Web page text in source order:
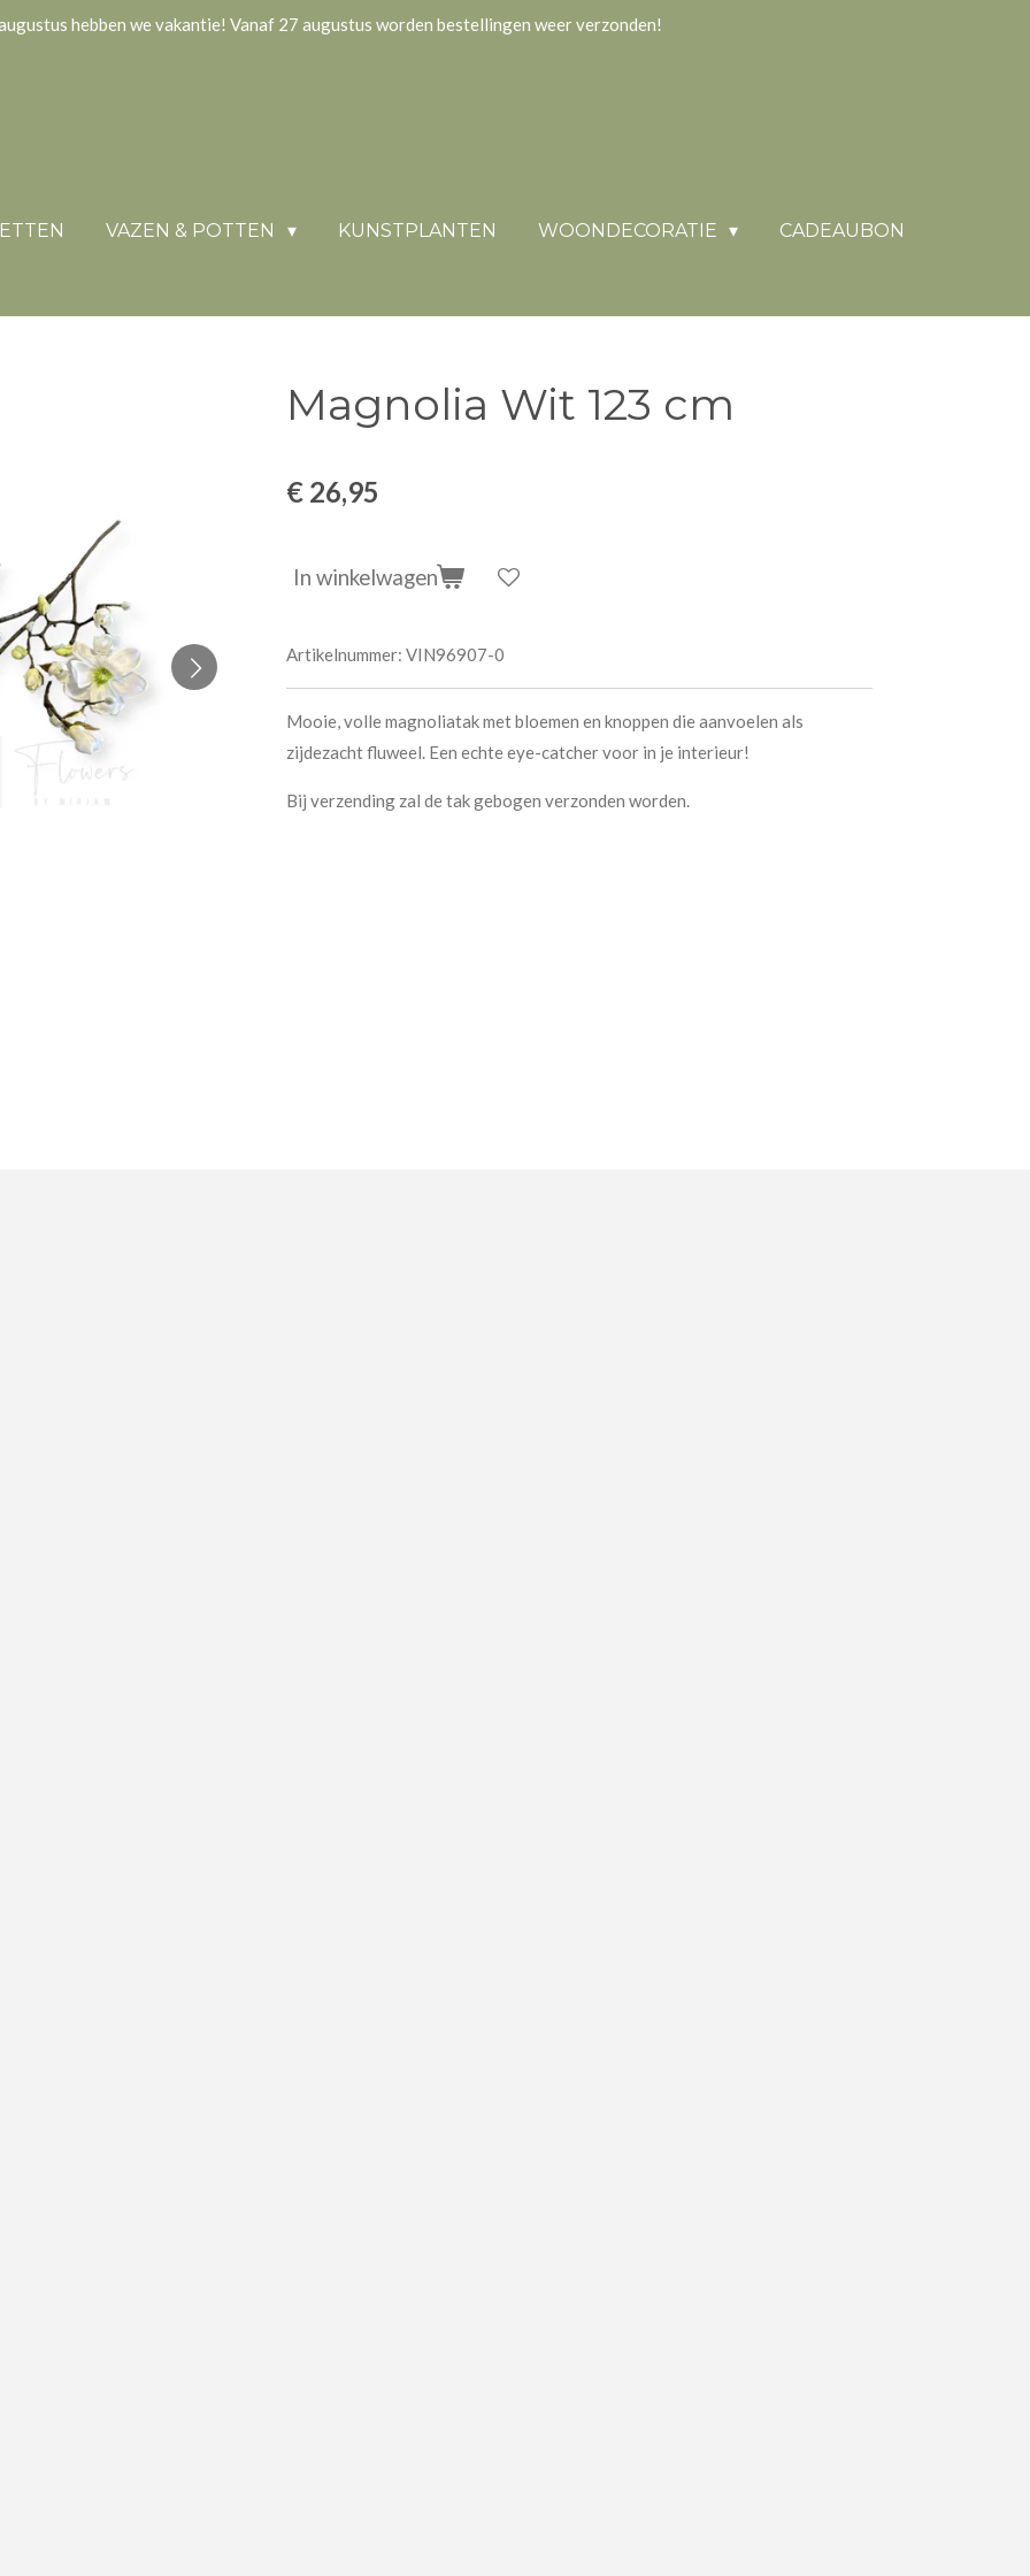
hebben we vakantie! Vanaf 27 augustus worden bestellingen weer verzonden!
VAZEN & POTTEN KUNSTPLANTEN WOONDECORATIE CADEAUBON
Magnolia Wit 123 cm
€ 26,95
In winkelwagen
Artikelnummer: VIN96907-0
Mooie, volle magnoliatak met bloemen en knoppen die aanvoelen als
zijdezacht fluweel. Een echte eye-catcher voor in je interieur!
Bij verzending zal de tak gebogen verzonden worden.